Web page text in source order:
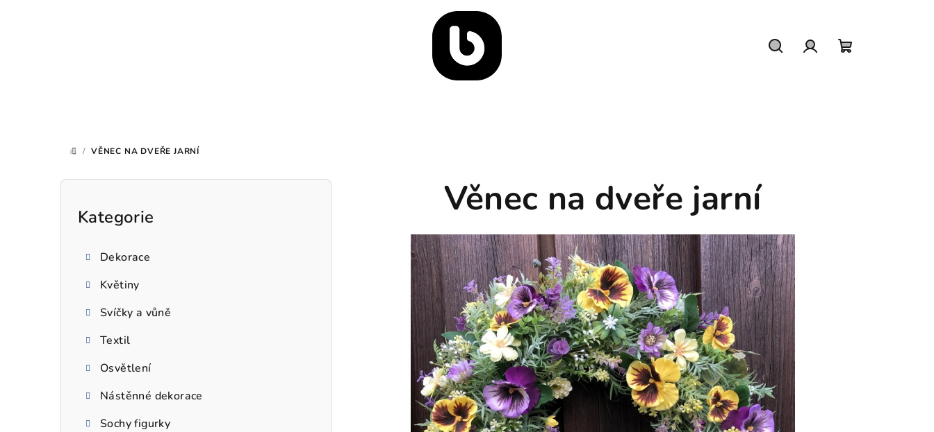
DOMŮ
/ VĚNEC NA DVEŘE JARNÍ
P
Přeskočit
Kategorie
Dekorace
Květiny
Svíčky a vůně
Textil
Osvětlení
Nástěnné dekorace
Sochy figurky
Věnec na dveře jarní